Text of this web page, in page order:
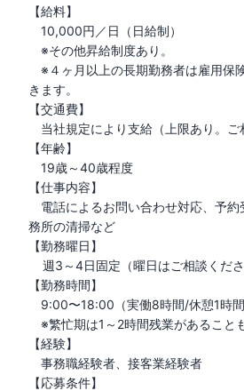
【給料】
10,000円／日（日給制）
※その他昇給制度あり。
※４ヶ月以上の長期勤務者は雇用保
きます。
【交通費】
当社規定により支給（上限あり。ご
【年齢】
19歳～40歳程度
【仕事内容】
電話によるお問い合わせ対応、予約
務所の清掃など
【勤務曜日】
【勤務時間】
9:00〜18:00（実働8時間/休憩1時間
※繁忙期は1～2時間残業があること
【経験】
事務職経験者、接客業経験者
【応募条件】